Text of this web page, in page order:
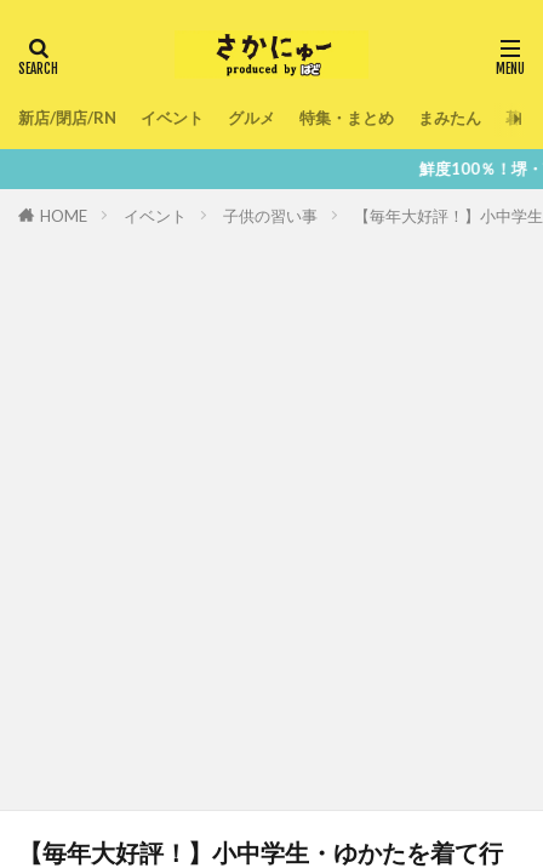
新店/閉店/RN イベント グルメ 特集・まとめ まみたん 暮ら
鮮度100％！堺・南大阪の『今』をあ
HOME イベント 子供の習い事 【毎年大好評！】小中学
【毎年大好評！】小中学生・ゆかたを着て行